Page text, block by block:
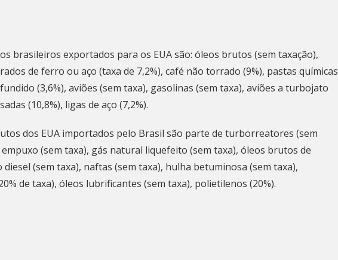
brasileiros exportados para os EUA são: óleos brutos (sem taxação),
de ferro ou aço (taxa de 7,2%), café não torrado (9%), pastas químicas
(3,6%), aviões (sem taxa), gasolinas (sem taxa), aviões a turbojato
(10,8%), ligas de aço (7,2%).
dos EUA importados pelo Brasil são parte de turborreatores (sem
(sem taxa), gás natural liquefeito (sem taxa), óleos brutos de
(sem taxa), naftas (sem taxa), hulha betuminosa (sem taxa),
de taxa), óleos lubrificantes (sem taxa), polietilenos (20%).